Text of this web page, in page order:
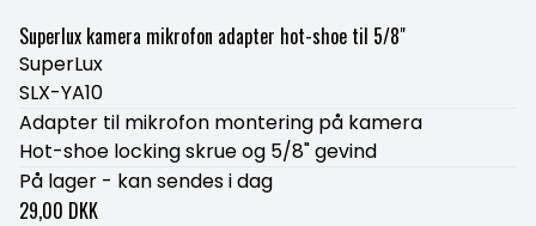
Superlux kamera mikrofon adapter hot-shoe til 5/8"
SuperLux
SLX-YA10
Adapter til mikrofon montering på kamera
Hot-shoe locking skrue og 5/8" gevind
På lager - kan sendes i dag
29,00 DKK